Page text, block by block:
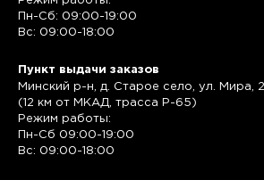
Пн-Сб: 09:00-19:00
Вс: 09:00-18:00
Пункт выдачи заказов
Минский р-н, д. Старое село, ул. Мира,
(12 км от МКАД, трасса P-65)
Режим работы:
Пн-Сб 09:00-19:00
Вс: 09:00-18:00